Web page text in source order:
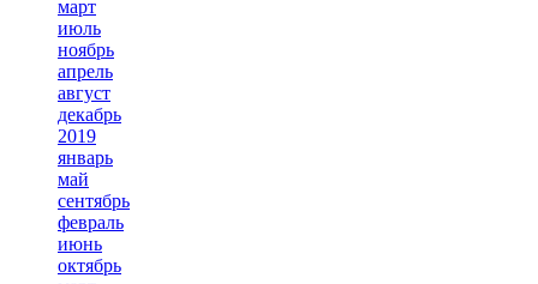
март
июль
ноябрь
апрель
август
декабрь
2019
январь
май
сентябрь
февраль
июнь
октябрь